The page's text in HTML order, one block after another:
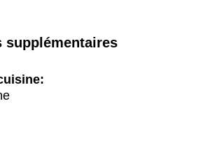
supplémentaires